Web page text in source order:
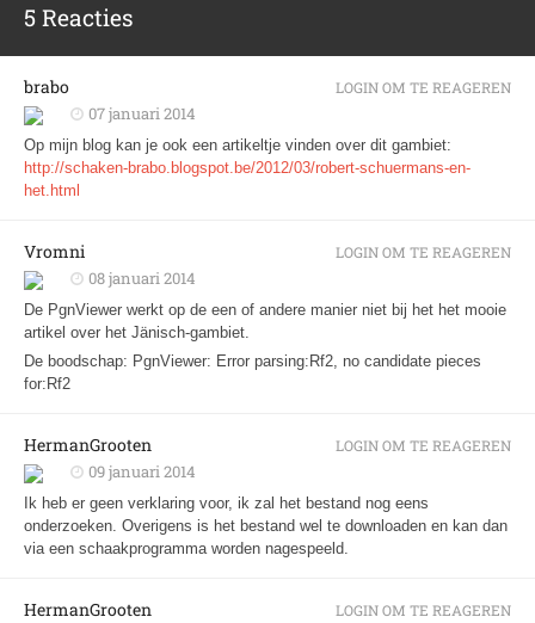
5 Reacties
brabo
07 januari 2014
Op mijn blog kan je ook een artikeltje vinden over dit gambiet:
http://schaken-brabo.blogspot.be/2012/03/robert-schuermans-en-
het.html
LOGIN OM TE REAGEREN
Vromni
08 januari 2014
De PgnViewer werkt op de een of andere manier niet bij het het mooie
artikel over het Jänisch-gambiet.
De boodschap: PgnViewer: Error parsing:Rf2, no candidate pieces
for:Rf2
LOGIN OM TE REAGEREN
HermanGrooten
09 januari 2014
Ik heb er geen verklaring voor, ik zal het bestand nog eens
onderzoeken. Overigens is het bestand wel te downloaden en kan dan
via een schaakprogramma worden nagespeeld.
LOGIN OM TE REAGEREN
HermanGrooten LOGIN OM TE REAGEREN